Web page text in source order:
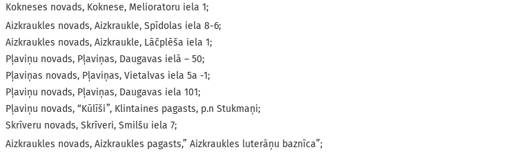
Kokneses novads, Koknese, Melioratoru iela 1;
Aizkraukles novads, Aizkraukle, Spīdolas iela 8-6;
Aizkraukles novads, Aizkraukle, Lāčplēša iela 1;
Pļaviņu novads, Pļaviņas, Daugavas ielā – 50;
Pļaviņas novads, Pļaviņas, Vietalvas iela 5a -1;
Pļaviņu novads, Pļaviņas, Daugavas iela 101;
Pļaviņu novads, “Kūlīši”, Klintaines pagasts, p.n Stukmaņi;
Skrīveru novads, Skrīveri, Smilšu iela 7;
Aizkraukles novads, Aizkraukles pagasts,” Aizkraukles luterāņu baznīca”;